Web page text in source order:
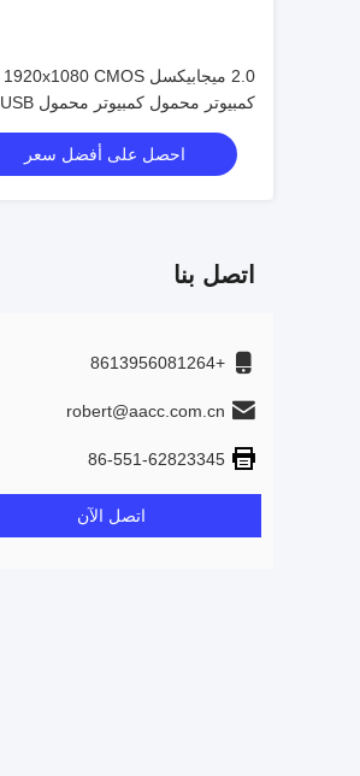
2.0 ميجابيكسل 1920x1080 CMOS
كمبيوتر محمول كمبيوتر محمول USB
كاميرا ويب 4K التركيز التلقائي
احصل على أفضل سعر
اتصل بنا
+8613956081264
robert@aacc.com.cn
86-551-62823345
اتصل الآن